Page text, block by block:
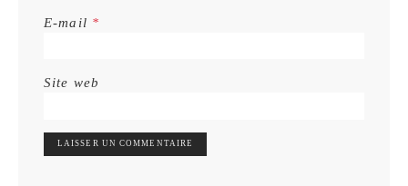
E-mail *
Site web